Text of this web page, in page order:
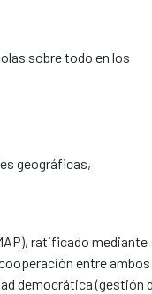
sobre todo en los
geográficas,
ratificado mediante
entre ambos
democrática (gestión